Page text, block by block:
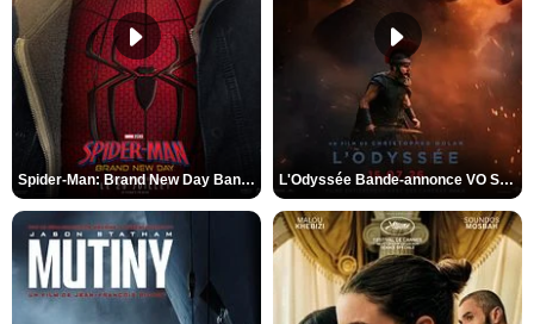
Spider-Man: Brand New Day Bande-annonce VO STFR L'Odyssée Bande-annonce VO STFR